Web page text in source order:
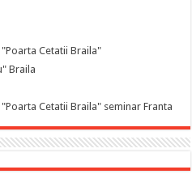
Cetatii Braila"
Braila
Cetatii Braila" seminar Franta